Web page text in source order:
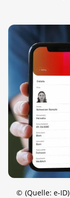
© (Quelle: e-ID)